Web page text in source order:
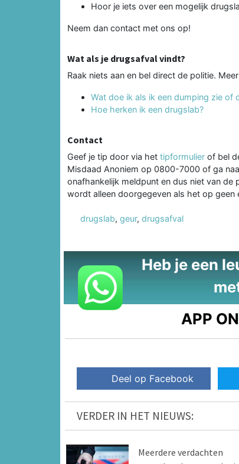
Hoor je iets over een mogelijk
Neem dan contact met ons op!
Wat als je drugsafval vindt?
Raak niets aan en bel direct de politie.
Wat doe ik als ik een dumping zie of
Hoe herken ik een drugslab?
Contact
Geef je tip door via het tipformulier of bel
Misdaad Anoniem op 0800-7000 of ga
onafhankelijk meldpunt en dus niet van
wordt alleen doorgegeven als het op geen
drugslab, geur, drugsafval
Heb je een
APP
Deel op Facebook
VERDER IN HET NIEUWS:
Meerdere verdachten